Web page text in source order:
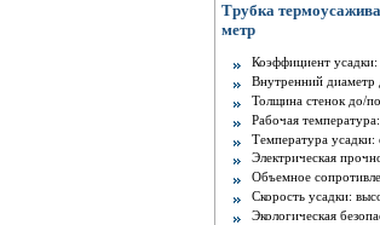
Трубка
метр
Коэффициент усадки:
Внутренний диаметр
Толщина стенок до/
Рабочая
Температура
Электрическая
Объемное
Скорость усадки:
Экологическая